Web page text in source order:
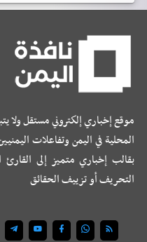
موقع إخباري إلكتروني مستقل
المحلية في اليمن وتفاعلات
بقالب إخباري متميز إلى
التحريف أو تزييف الحقائق